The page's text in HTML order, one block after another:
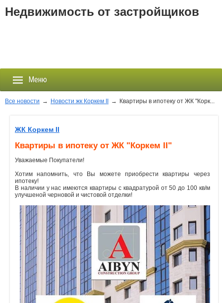
Недвижимость от застройщиков
Меню
Застройщики
Новостройки
Новости
События
Агентства
Объявления
Кабинет
Все новости → Новости жк Коркем II → Квартиры в ипотеку от ЖК "Корк...
ЖК Коркем II
Квартиры в ипотеку от ЖК "Коркем II"
Уважаемые Покупатели!
Хотим напомнить, что Вы можете приобрести квартиры через
ипотеку!
В наличии у нас имеются квартиры с квадратурой от 50 до 100 кв/м
улучшеной черновой и чистовой отделки!